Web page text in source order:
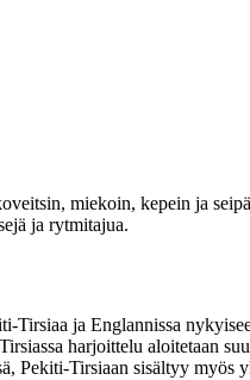
miekoin, kepein ja
ja rytmitajua.
ja Englannissa
harjoittelu aloitetaan
Pekiti-Tirsiaan sisältyy myös